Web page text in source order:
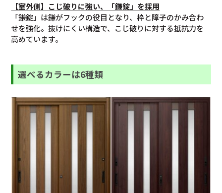
【室外側】こじ破りに強い、「鎌錠」を採用
「鎌錠」は鎌がフックの役目となり、枠と障子のかみ合わ
せを強化。抜けにくい構造で、こじ破りに対する抵抗力を
高めています。
選べるカラーは6種類